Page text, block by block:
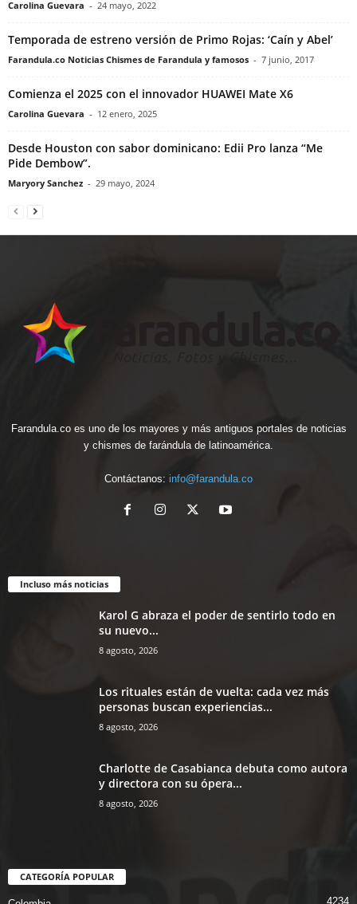
Carolina Guevara - 24 mayo, 2022
Temporada de estreno versión de Primo Rojas: ‘Caín y Abel’
Farandula.co Noticias Chismes de Farandula y famosos - 7 junio, 2017
Comienza el 2025 con el innovador HUAWEI Mate X6
Carolina Guevara - 12 enero, 2025
Desde Houston con sabor dominicano: Edii Pro lanza “Me
Pide Dembow”.
Maryory Sanchez - 29 mayo, 2024
Farandula.co es uno de los mayores y más antiguos portales de noticias
y chismes de farándula de latinoamérica.
Contáctanos: info@farandula.co
Incluso más noticias
Karol G abraza el poder de sentirlo todo en
su nuevo...
8 agosto, 2026
Los rituales están de vuelta: cada vez más
personas buscan experiencias...
8 agosto, 2026
Charlotte de Casabianca debuta como autora
y directora con su ópera...
8 agosto, 2026
CATEGORÍA POPULAR
4234